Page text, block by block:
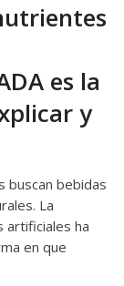
es la
y
buscan bebidas
La
artificiales ha
en que